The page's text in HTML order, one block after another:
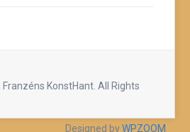
KonstHant. All Rights
Designed byWPZOOM